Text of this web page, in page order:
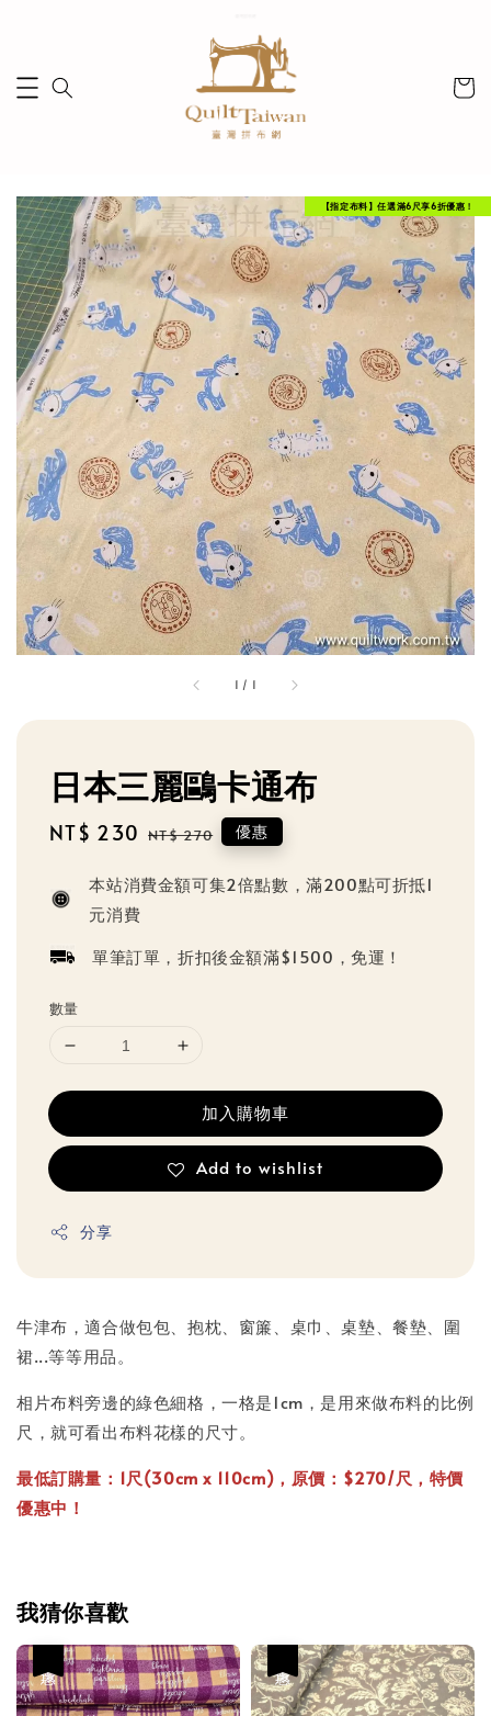
1 / 1
【指定布料】任選滿6尺享6折優惠！
日本三麗鷗卡通布
Sale
NT$ 230 Regular
NT$ 270 優惠
本站消費金額可集2倍點數，滿200點可折抵1
元消費
單筆訂單，折扣後金額滿$1500，免運！
數量
加入購物車
Add to wishlist
分享
牛津布，適合做包包、抱枕、窗簾、桌巾、桌墊、餐墊、圍
裙...等等用品。
相片布料旁邊的綠色細格，一格是1cm，是用來做布料的比例
尺，就可看出布料花樣的尺寸。
最低訂購量：1尺(30cm x 110cm)，原價：$270/尺，特價
優惠中！
我猜你喜歡